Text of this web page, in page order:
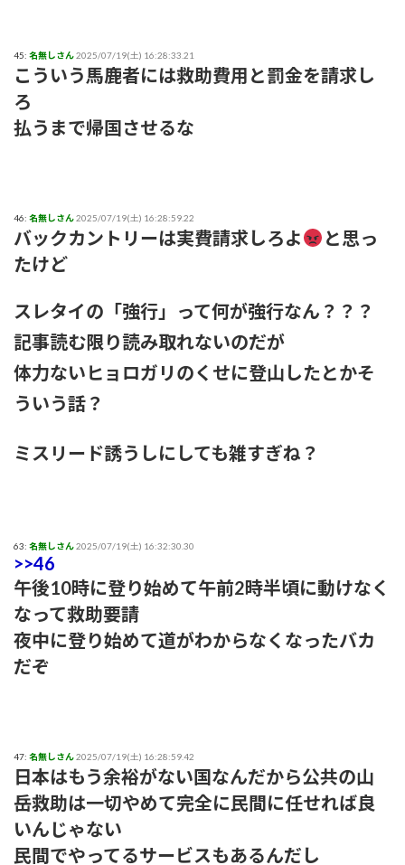
45: 名無しさん2025/07/19(土) 16:28:33.21
こういう馬鹿者には救助費用と罰金を請求し
ろ
払うまで帰国させるな
46: 名無しさん2025/07/19(土) 16:28:59.22
バックカントリーは実費請求しろよ
と思っ
たけど
スレタイの「強行」って何が強行なん？？？
記事読む限り読み取れないのだが
体力ないヒョロガリのくせに登山したとかそ
ういう話？
ミスリード誘うしにしても雑すぎね？
63: 名無しさん2025/07/19(土) 16:32:30.30
>>46
午後10時に登り始めて午前2時半頃に動けなく
なって救助要請
夜中に登り始めて道がわからなくなったバカ
だぞ
47: 名無しさん2025/07/19(土) 16:28:59.42
日本はもう余裕がない国なんだから公共の山
岳救助は一切やめて完全に民間に任せれば良
いんじゃない
民間でやってるサービスもあるんだし